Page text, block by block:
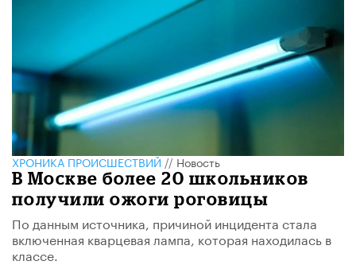
ХРОНИКА ПРОИСШЕСТВИЙ//Новость
В Москве более 20 школьников
получили ожоги роговицы
По данным источника, причиной инцидента стала
включенная кварцевая лампа, которая находилась в
классе.